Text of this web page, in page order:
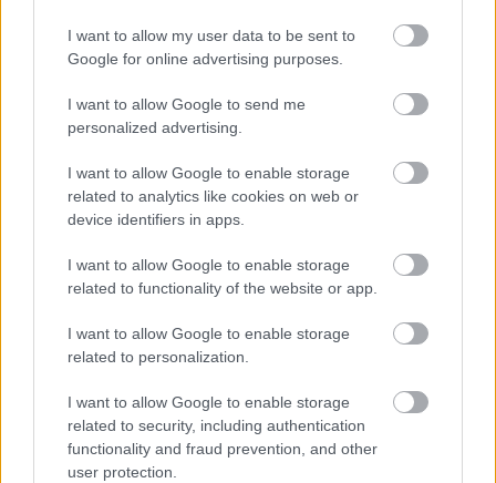
I want to allow my user data to be sent to
Google for online advertising purposes.
I want to allow Google to send me
personalized advertising.
I want to allow Google to enable storage
related to analytics like cookies on web or
device identifiers in apps.
I want to allow Google to enable storage
related to functionality of the website or app.
I want to allow Google to enable storage
related to personalization.
I want to allow Google to enable storage
related to security, including authentication
functionality and fraud prevention, and other
user protection.
az oldalvonalak mellől, Iványi Zoltán és Radványi
Ádám az alapvonalak mögül segíti Bognár
munkáját, míg a tartalék játékvezetői teendőket
ezúttal Vígh-Tarsonyi Gergő látja majd el.
Az OTP Bank Liga 28. hétközi fordulójában a DVTK-
ZTE FC párharcotErdős Józsefkapta.
Itt állíthatod be, hogy a Csakfoci az elsők
között legyen a Google-találatokban
Link másolása Email küldés
CÍMKÉK: #MAGYAR FOCI